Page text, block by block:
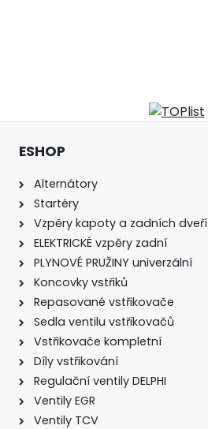
ESHOP
Alternátory
Startéry
Vzpěry kapoty a zadních dveří
ELEKTRICKÉ vzpěry zadní
PLYNOVÉ PRUŽINY univerzální
Koncovky vstřiků
Repasované vstřikovače
Sedla ventilu vstřikovačů
Vstřikovače kompletní
Díly vstřikování
Regulační ventily DELPHI
Ventily EGR
Ventily TCV